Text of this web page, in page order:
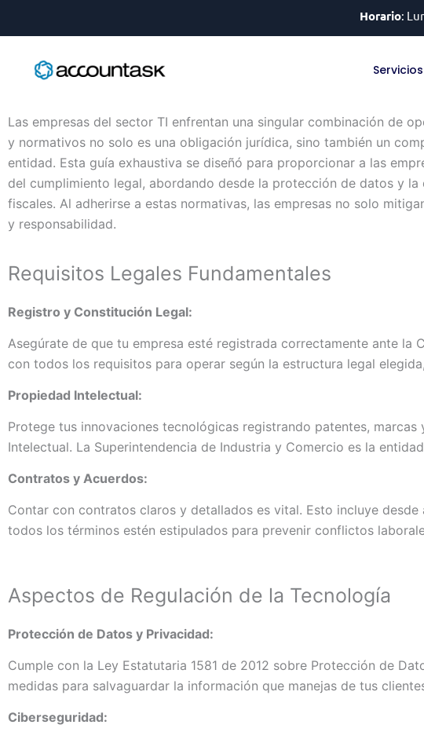
Horario:
Las empresas del sector TI enfrentan una singular combinación de
y normativos no solo es una obligación jurídica, sino también un
entidad. Esta guía exhaustiva se diseñó para proporcionar a las
del cumplimiento legal, abordando desde la protección de datos y
fiscales. Al adherirse a estas normativas, las empresas no solo
y responsabilidad.
Requisitos Legales Fundamentales
Registro y Constitución Legal:
Asegúrate de que tu empresa esté registrada correctamente ante
con todos los requisitos para operar según la estructura legal
Propiedad Intelectual:
Protege tus innovaciones tecnológicas registrando patentes,
Intelectual. La Superintendencia de Industria y Comercio es la
Contratos y Acuerdos:
Contar con contratos claros y detallados es vital. Esto incluye
todos los términos estén estipulados para prevenir conflictos
Aspectos de Regulación de la Tecnología
Protección de Datos y Privacidad:
Cumple con la Ley Estatutaria 1581 de 2012 sobre Protección de
medidas para salvaguardar la información que manejas de tus
Ciberseguridad: